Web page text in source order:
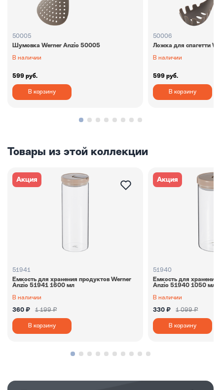
50005
Шумовка Werner Anzio 50005
В наличии
599 руб.
В корзину
50006
Ложка для спагетти
В наличии
599 руб.
В корзину
Товары из этой коллекции
Акция
51941
Емкость для хранения продуктов Werner
Anzio 51941 1600 мл
В наличии
360 ₽ 1 199 ₽
В корзину
Акция
51940
Емкость для хранения
Anzio 51940 1050 мл
В наличии
330 ₽ 1 099 ₽
В корзину